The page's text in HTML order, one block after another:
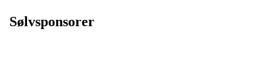
Sølvsponsorer